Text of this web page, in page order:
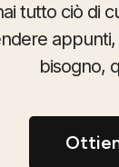
tutto ciò di
bisogno,